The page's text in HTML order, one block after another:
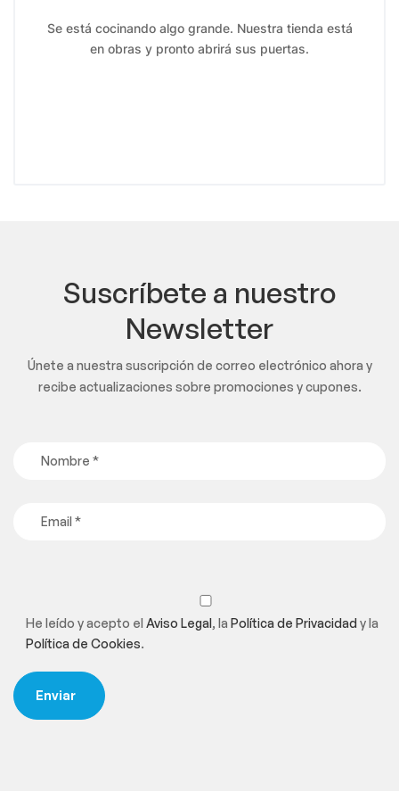
Se está cocinando algo grande. Nuestra tienda está
en obras y pronto abrirá sus puertas.
Suscríbete a nuestro
Newsletter
Únete a nuestra suscripción de correo electrónico ahora y
recibe actualizaciones sobre promociones y cupones.
He leído y acepto el Aviso Legal, la Política de Privacidady la
Política de Cookies.